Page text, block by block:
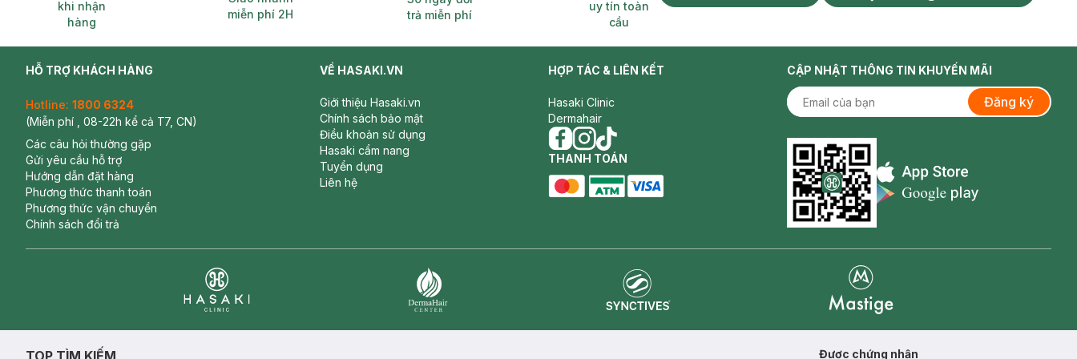
khi nhận
hàng
miễn phí 2H
trả miễn phí
uy tín toàn
cầu
HỖ TRỢ KHÁCH HÀNG
Hotline: 1800 6324
(Miễn phí , 08-22h kể cả T7, CN)
Các câu hỏi thường gặp
Gửi yêu cầu hỗ trợ
Hướng dẫn đặt hàng
Phương thức thanh toán
Phương thức vận chuyển
Chính sách đổi trả
VỀ HASAKI.VN
Giới thiệu Hasaki.vn
Chính sách bảo mật
Điều khoản sử dụng
Hasaki cẩm nang
Tuyển dụng
Liên hệ
HỢP TÁC & LIÊN KẾT
Hasaki Clinic
Dermahair
facebook
instagram
tiktok
THANH TOÁN
CẬP NHẬT THÔNG TIN KHUYẾN MÃI
Đăng ký
Appstore icon
Được chứng nhận